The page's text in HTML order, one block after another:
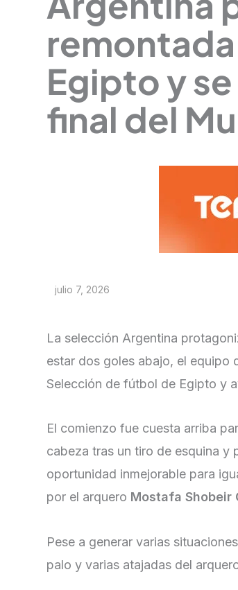
Egipto y
final del
julio 7, 2026
La selección Argentina
estar dos goles abajo, el equipo
Selección de fútbol de Egipto y
El comienzo fue cuesta arriba
cabeza tras un tiro de esquina y
oportunidad inmejorable para
por el arquero Mostafa Shobeir
Pese a generar varias
palo y varias atajadas del